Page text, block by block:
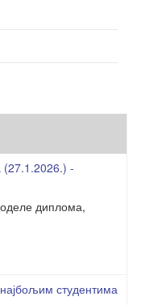
-
диплома,
студентима